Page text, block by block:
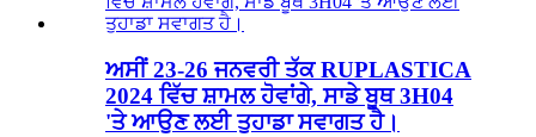
ਅਸੀਂ 23-26 ਜਨਵਰੀ ਤੱਕ RUPLASTICA
2024 ਵਿੱਚ ਸ਼ਾਮਲ ਹੋਵਾਂਗੇ, ਸਾਡੇ ਬੂਥ 3H04
'ਤੇ ਆਉਣ ਲਈ ਤੁਹਾਡਾ ਸਵਾਗਤ ਹੈ।